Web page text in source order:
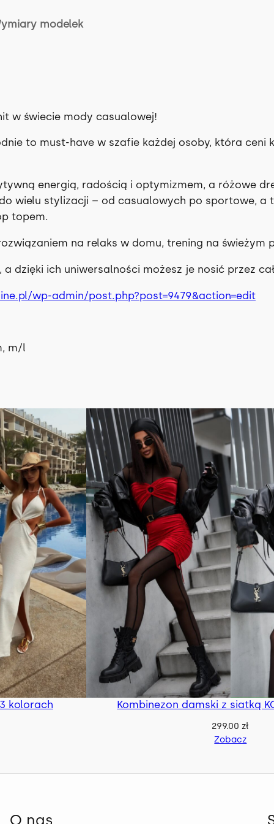
modelek
w świecie mody casualowej!
to must-have w szafie każdej osoby, która
energią, radością i optymizmem, a różowe
wielu stylizacji – od casualowych po sportowe, a
topem.
na relaks w domu, trening na świeżym
dzięki ich uniwersalności możesz je nosić przez
wp-admin/post.php?post=9479&action=edit
m/l
3 kolorach Kombinezon damski z siatką
299.00zł
Zobacz
O nas